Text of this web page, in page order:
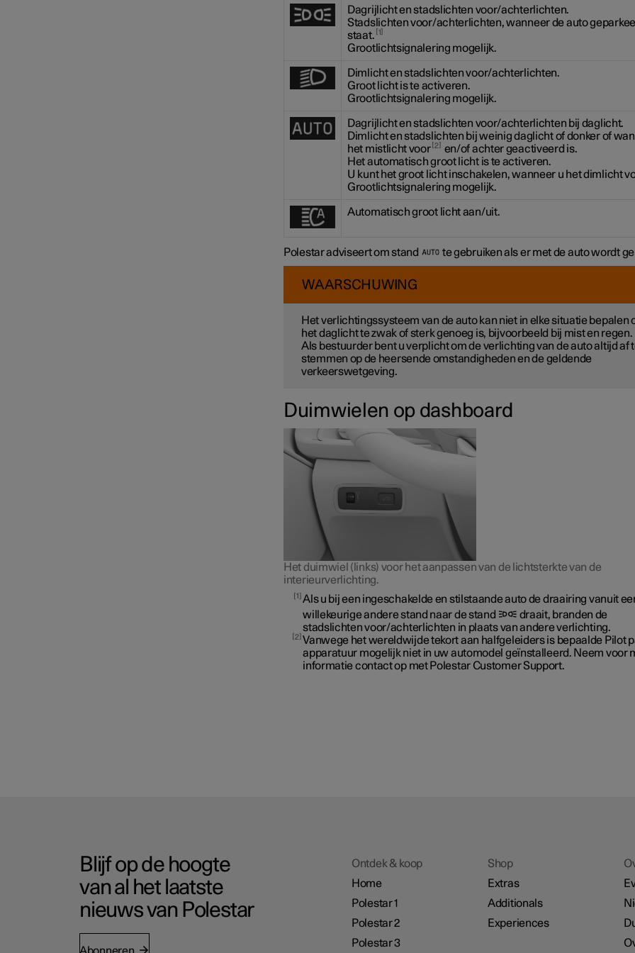
Dagrijlicht en stadslichten voor/achterlichten.
Stadslichten voor/achterlichten, wanneer de auto
staat. 1
Grootlichtsignalering mogelijk.
Dimlicht en stadslichten voor/achterlichten.
Groot licht is te activeren.
Grootlichtsignalering mogelijk.
Dagrijlicht en stadslichten voor/achterlichten bij daglicht.
Dimlicht en stadslichten bij weinig daglicht of donker of
het mistlicht voor 2
en/of achter geactiveerd is.
Het automatisch groot licht is te activeren.
U kunt het groot licht inschakelen, wanneer u het dimlicht
Grootlichtsignalering mogelijk.
Automatisch groot licht aan/uit.
Polestar adviseert om stand te gebruiken als er met de auto wordt
WAARSCHUWING
Het verlichtingssysteem van de auto kan niet in elke situatie bepalen
het daglicht te zwak of sterk genoeg is, bijvoorbeeld bij mist en regen.
Als bestuurder bent u verplicht om de verlichting van de auto altijd af
stemmen op de heersende omstandigheden en de geldende
verkeerswetgeving.
Duimwielen op dashboard
Het duimwiel (links) voor het aanpassen van de lichtsterkte van de
interieurverlichting.
1 Als u bij een ingeschakelde en stilstaande auto de draairing vanuit
willekeurige andere stand naar de stand
draait, branden de
stadslichten voor/achterlichten in plaats van andere verlichting.
2 Vanwege het wereldwijde tekort aan halfgeleiders is bepaalde Pilot
apparatuur mogelijk niet in uw automodel geïnstalleerd. Neem voor
informatie contact op met Polestar Customer Support.
Blijf op de hoogte
van al het laatste
nieuws van Polestar
Ontdek & koop
Home
Polestar 1
Polestar 2
Polestar 3
Shop
Extras
Additionals
Experiences